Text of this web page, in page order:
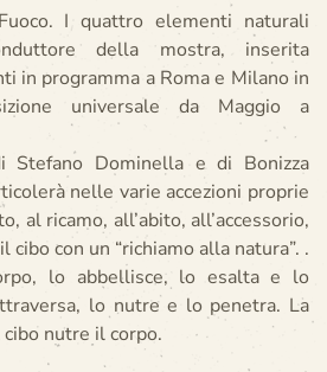
I quattro elementi naturali
della mostra, inserita
in programma a Roma e Milano in
universale da Maggio a
Stefano Dominella e di Bonizza
nelle varie accezioni proprie
al ricamo, all’abito, all’accessorio,
con un “richiamo alla natura”. .
lo abbellisce, lo esalta e lo
lo nutre e lo penetra. La
nutre il corpo.